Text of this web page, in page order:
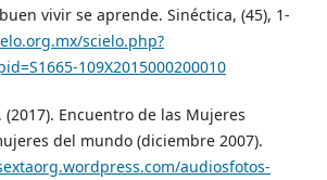
vivir se aprende. Sinéctica, (45), 1-
scielo.php?
109X2015000200010
(2017). Encuentro de las Mujeres
del mundo (diciembre 2007).
audiosfotos-